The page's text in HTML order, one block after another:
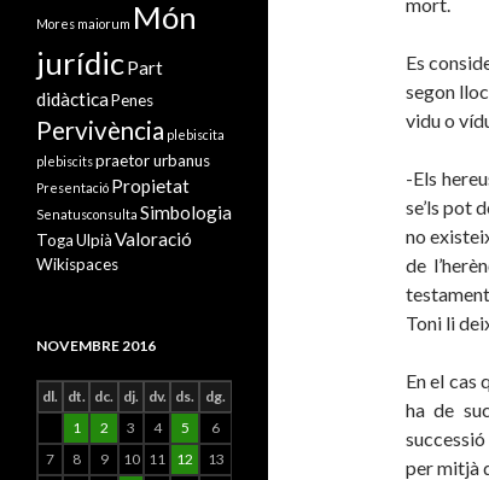
Es
segon
vidu o
-Els
se’ls pot
no
de
Toni li
En el cas
ha de
per mitjà
Mores maiorum Món
jurídicPart
didàcticaPenes
Pervivència plebiscita
plebiscitspraetor urbanus
Presentació Propietat
Senatusconsulta Simbologia
TogaUlpiàValoració
Wikispaces
NOVEMBRE 2016
dl. dt. dc. dj. dv. ds. dg.
1 2 3 4 5
6
7
8 9 10 11 12
13